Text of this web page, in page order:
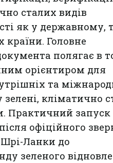
сталих видів
як у державному,
країни. Головне
полягає в
орієнтиром для
та
кліматично
Практичний запуск
офіційного
Ланки до
зеленого